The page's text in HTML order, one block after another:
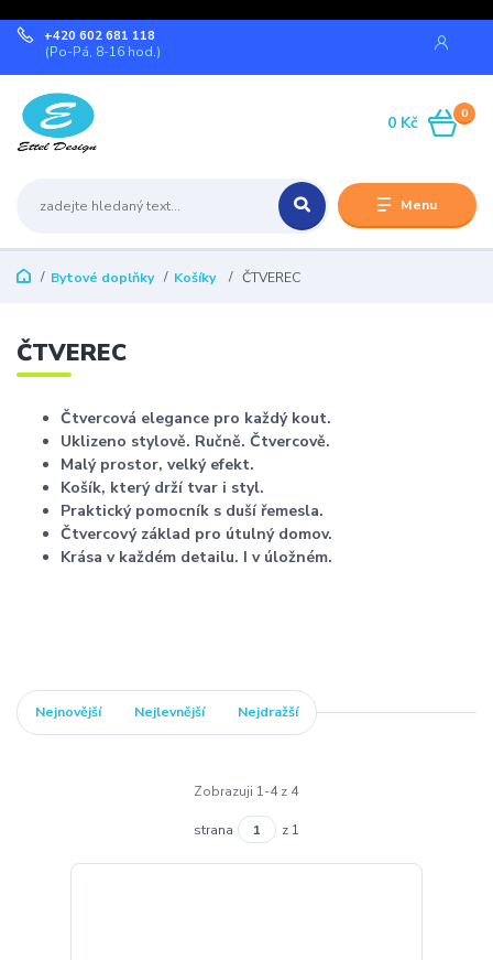
Menu
+420 602 681 118
(Po-Pá, 8-16 hod.)
0
0 Kč
Bytové doplňky Košíky ČTVEREC
ČTVEREC
Čtvercová elegance pro každý kout.
Uklizeno stylově. Ručně. Čtvercově.
Malý prostor, velký efekt.
Košík, který drží tvar i styl.
Praktický pomocník s duší řemesla.
Čtvercový základ pro útulný domov.
Krása v každém detailu. I v úložném.
Nejnovější Nejlevnější Nejdražší
Zobrazuji 1-4 z 4
strana z 1